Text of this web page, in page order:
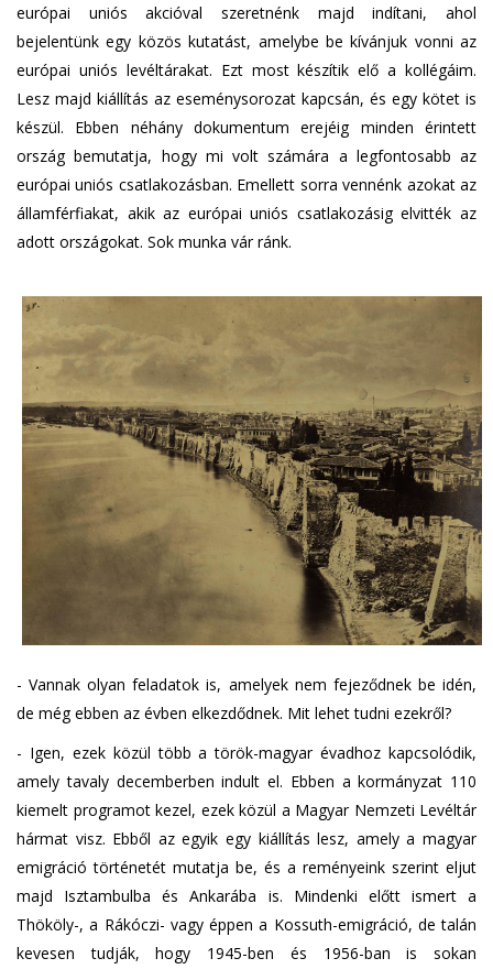
európai uniós akcióval szeretnénk majd indítani, ahol
bejelentünk egy közös kutatást, amelybe be kívánjuk vonni az
európai uniós levéltárakat. Ezt most készítik elő a kollégáim.
Lesz majd kiállítás az eseménysorozat kapcsán, és egy kötet is
készül. Ebben néhány dokumentum erejéig minden érintett
ország bemutatja, hogy mi volt számára a legfontosabb az
európai uniós csatlakozásban. Emellett sorra vennénk azokat az
államférfiakat, akik az európai uniós csatlakozásig elvitték az
adott országokat. Sok munka vár ránk.
- Vannak olyan feladatok is, amelyek nem fejeződnek be idén,
de még ebben az évben elkezdődnek. Mit lehet tudni ezekről?
- Igen, ezek közül több a török-magyar évadhoz kapcsolódik,
amely tavaly decemberben indult el. Ebben a kormányzat 110
kiemelt programot kezel, ezek közül a Magyar Nemzeti Levéltár
hármat visz. Ebből az egyik egy kiállítás lesz, amely a magyar
emigráció történetét mutatja be, és a reményeink szerint eljut
majd Isztambulba és Ankarába is. Mindenki előtt ismert a
Thököly-, a Rákóczi- vagy éppen a Kossuth-emigráció, de talán
kevesen tudják, hogy 1945-ben és 1956-ban is sokan